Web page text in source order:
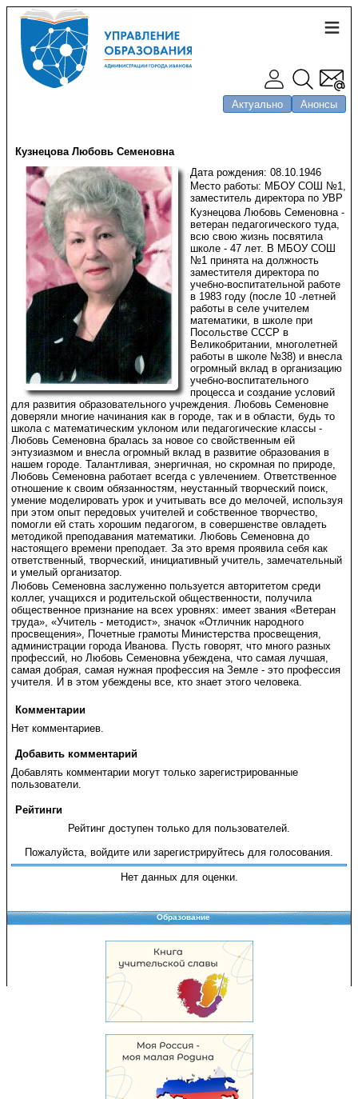
Актуально Анонсы
Кузнецова Любовь Семеновна
Дата рождения: 08.10.1946
Место работы: МБОУ СОШ №1,
заместитель директора по УВР
Кузнецова Любовь Семеновна -
ветеран педагогического туда,
всю свою жизнь посвятила
школе - 47 лет. В МБОУ СОШ
№1 принята на должность
заместителя директора по
учебно-воспитательной работе
в 1983 году (после 10 -летней
работы в селе учителем
математики, в школе при
Посольстве СССР в
Великобритании, многолетней
работы в школе №38) и внесла
огромный вклад в организацию
учебно-воспитательного
процесса и создание условий
для развития образовательного учреждения. Любовь Семеновне
доверяли многие начинания как в городе, так и в области, будь то
школа с математическим уклоном или педагогические классы -
Любовь Семеновна бралась за новое со свойственным ей
энтузиазмом и внесла огромный вклад в развитие образования в
нашем городе. Талантливая, энергичная, но скромная по природе,
Любовь Семеновна работает всегда с увлечением. Ответственное
отношение к своим обязанностям, неустанный творческий поиск,
умение моделировать урок и учитывать все до мелочей, используя
при этом опыт передовых учителей и собственное творчество,
помогли ей стать хорошим педагогом, в совершенстве овладеть
методикой преподавания математики. Любовь Семеновна до
настоящего времени преподает. За это время проявила себя как
ответственный, творческий, инициативный учитель, замечательный
и умелый организатор.
Любовь Семеновна заслуженно пользуется авторитетом среди
коллег, учащихся и родительской общественности, получила
общественное признание на всех уровнях: имеет звания «Ветеран
труда», «Учитель - методист», значок «Отличник народного
просвещения», Почетные грамоты Министерства просвещения,
администрации города Иванова. Пусть говорят, что много разных
профессий, но Любовь Семеновна убеждена, что самая лучшая,
самая добрая, самая нужная профессия на Земле - это профессия
учителя. И в этом убеждены все, кто знает этого человека.
Комментарии
Нет комментариев.
Добавить комментарий
Добавлять комментарии могут только зарегистрированные
пользователи.
Рейтинги
Рейтинг доступен только для пользователей.
Пожалуйста, войдите или зарегистрируйтесь для голосования.
Нет данных для оценки.
Образование
Copyright © 2008-2026 Управление образования
Перепечатка и использование материалов возможны только с разрешения
Управления образования.
103,942,052 уникальных посетителей